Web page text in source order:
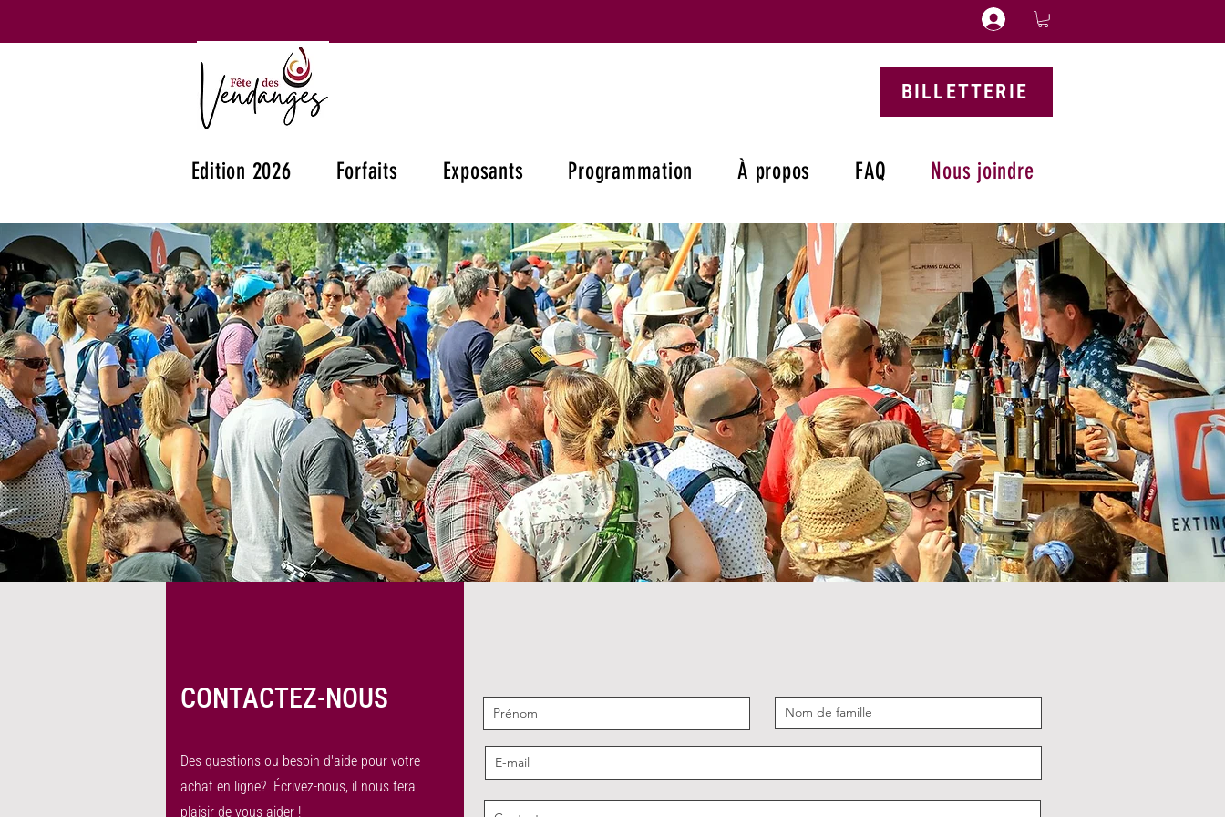
BILLETTERIE
Edition 2026 Forfaits Exposants Programmation À propos FAQ Nous joindre
CONTACTEZ-NOUS
Des questions ou besoin d'aide pour votre
achat en ligne? Écrivez-nous, il nous fera
plaisir de vous aider !